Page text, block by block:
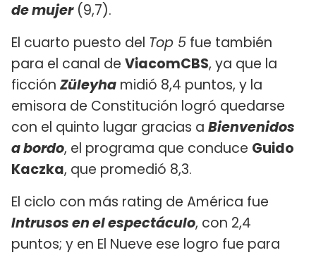
de mujer(9,7).
El cuarto puesto del Top 5 fue también
para el canal de ViacomCBS, ya que la
ficción Züleyha midió 8,4 puntos, y la
emisora de Constitución logró quedarse
con el quinto lugar gracias a Bienvenidos
a bordo, el programa que conduce Guido
Kaczka, que promedió 8,3.
El ciclo con más rating de América fue
Intrusos en el espectáculo, con 2,4
puntos; y en El Nueve ese logro fue para